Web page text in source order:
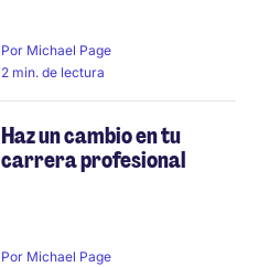
Por Michael Page
2 min. de lectura
Haz un cambio en tu
carrera profesional
Por Michael Page